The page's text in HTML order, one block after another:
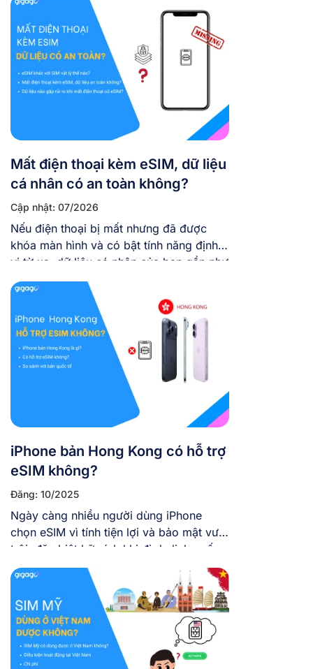
có gây trở ngại gì cho việc sử dụng eSIM
hay không. Bài viết này sẽ giải […]
Mất điện thoại kèm eSIM, dữ liệu
cá nhân có an toàn không?
Cập nhật: 07/2026
Nếu điện thoại bị mất nhưng đã được
khóa màn hình và có bật tính năng định
vị từ xa, dữ liệu cá nhân của bạn gần như
an toàn. Tuy nhiên, nếu máy không có
lớp bảo mật, kẻ xấu có thể đọc tin nhắn,
truy cập tài khoản ngân hàng, nhận mã
OTP […]
iPhone bản Hong Kong có hỗ trợ
eSIM không?
Đăng: 10/2025
Ngày càng nhiều người dùng iPhone
chọn eSIM vì tính tiện lợi và bảo mật vượt
trội, đặc biệt hữu ích khi đi du lịch quốc
tế. Tuy nhiên, không phải phiên bản
iPhone cũng dùng được eSIM, trong đó
gồm phiên bản Hong Kong – một trong
những phiên bản phổ biến ở Việt […]